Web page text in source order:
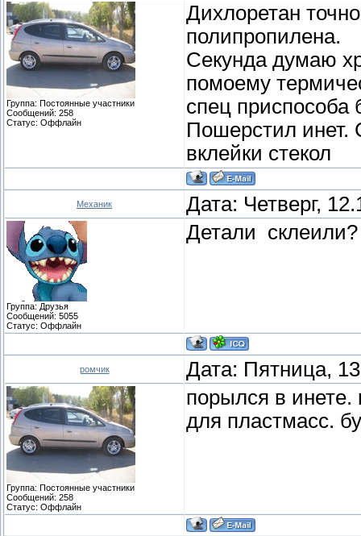
Группа: Постоянные участники
Сообщений: 258
Статус: Оффлайн
Дихлоретан
полипропилена.
Секунда думаю
помоему
спец приспособа
Пошерстил инет.
вклейки стекол
Механик Дата: Четверг,
Группа: Друзья
Сообщений: 5055
Статус: Оффлайн
Детали склеили?
ромчик Дата: Пятница,
Группа: Постоянные участники
Сообщений: 258
Статус: Оффлайн
порылся в инете.
для пластмасс.